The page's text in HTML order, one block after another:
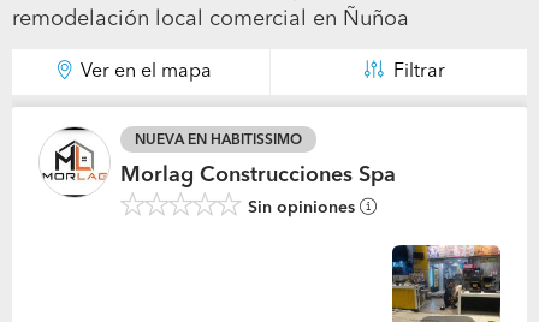
remodelación local comercial en Ñuñoa
Ver en el mapa Filtrar
NUEVA EN HABITISSIMO
Morlag Construcciones Spa
Sin opiniones